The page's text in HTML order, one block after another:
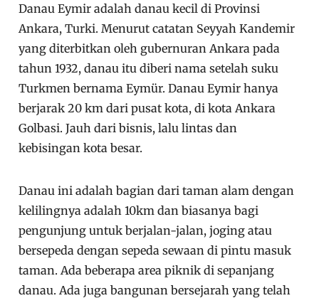
Danau Eymir adalah danau kecil di Provinsi
Ankara, Turki. Menurut catatan Seyyah Kandemir
yang diterbitkan oleh gubernuran Ankara pada
tahun 1932, danau itu diberi nama setelah suku
Turkmen bernama Eymür. Danau Eymir hanya
berjarak 20 km dari pusat kota, di kota Ankara
Golbasi. Jauh dari bisnis, lalu lintas dan
kebisingan kota besar.
Danau ini adalah bagian dari taman alam dengan
kelilingnya adalah 10km dan biasanya bagi
pengunjung untuk berjalan-jalan, joging atau
bersepeda dengan sepeda sewaan di pintu masuk
taman. Ada beberapa area piknik di sepanjang
danau. Ada juga bangunan bersejarah yang telah